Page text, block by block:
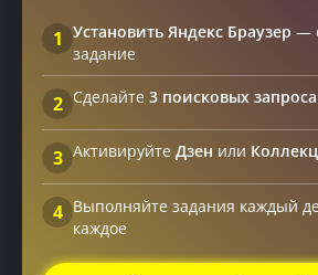
1 Установить Яндекс Браузер —
задание
2 Сделайте 3 поисковых запроса
3 Активируйте Дзен или
4 Выполняйте задания каждый
каждое